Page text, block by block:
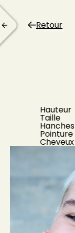
Retour
Hauteur
Taille
Hanches
Pointure
Cheveux